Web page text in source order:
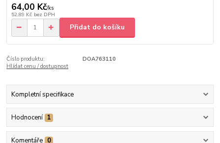
64,00 Kč/ks
52,89 Kč bez DPH
Přidat do košíku
Číslo produktu:
DOA763110
Hlídat cenu / dostupnost
Kompletní specifikace
Hodnocení 1
Komentáře 0